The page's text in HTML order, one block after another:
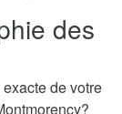
des
de votre